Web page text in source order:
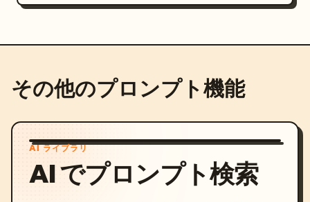
その他のプロンプト機能
AI ライブラリ
AI でプロンプト検索